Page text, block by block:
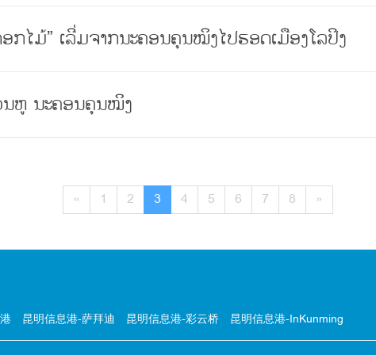
ໄມ້” ເລີ່ມຈາກນະຄອນຄຸນໝິງໄປຮອດເມືອງໂລປິງ
ນຫູ ນະຄອນຄຸນໝິງ
« 1 2 3 4 5 6 7 8 »
昆明信息港-萨拜迪 昆明信息港-彩云桥 昆明信息港-InKunming